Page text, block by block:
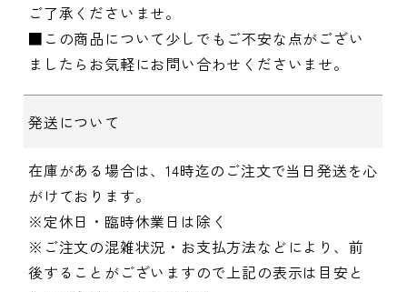
ご了承くださいませ。
■この商品について少しでもご不安な点がござい
ましたらお気軽にお問い合わせくださいませ。
発送について
在庫がある場合は、14時迄のご注文で当日発送を心
がけております。
※定休日・臨時休業日は除く
※ご注文の混雑状況・お支払方法などにより、前
後することがございますので上記の表示は目安と